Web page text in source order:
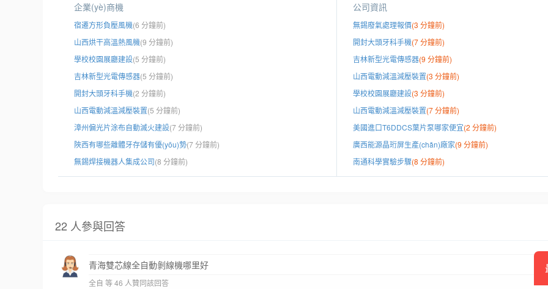
企業(yè)商機
宿遷方形負壓風機(6 分鐘前)
山西烘干高溫熱風機(9 分鐘前)
學校校園展廳建設(5 分鐘前)
吉林新型光電傳感器(5 分鐘前)
開封大頭牙科手機(2 分鐘前)
山西電動減溫減壓裝置(5 分鐘前)
漳州偏光片涂布自動滅火建設(7 分鐘前)
陜西有哪些離體牙存儲有優(yōu)勢(7 分鐘前)
無錫焊接機器人集成公司(8 分鐘前)
公司資訊
無錫廢氣處理報價(3 分鐘前)
開封大頭牙科手機(7 分鐘前)
吉林新型光電傳感器(9 分鐘前)
山西電動減溫減壓裝置(3 分鐘前)
學校校園展廳建設(3 分鐘前)
山西電動減溫減壓裝置(7 分鐘前)
美國進口T6DDCS葉片泵哪家便宜(2 分鐘前)
廣西能源晶珩屏生產(chǎn)廠家(9 分鐘前)
南通科學實驗步驟(8 分鐘前)
22 人參與回答
青海雙芯線全自動剝線機哪里好
全自 等 46 人贊同該回答